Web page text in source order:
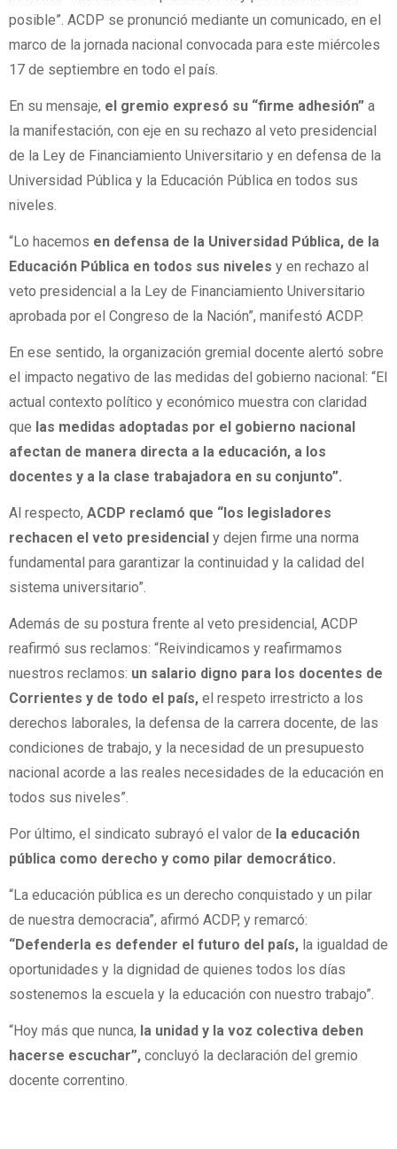
posible”. ACDP se pronunció mediante un comunicado, en el
marco de la jornada nacional convocada para este miércoles
17 de septiembre en todo el país.
En su mensaje, el gremio expresó su “firme adhesión” a
la manifestación, con eje en su rechazo al veto presidencial
de la Ley de Financiamiento Universitario y en defensa de la
Universidad Pública y la Educación Pública en todos sus
niveles.
“Lo hacemos en defensa de la Universidad Pública, de la
Educación Pública en todos sus niveles y en rechazo al
veto presidencial a la Ley de Financiamiento Universitario
aprobada por el Congreso de la Nación”, manifestó ACDP.
En ese sentido, la organización gremial docente alertó sobre
el impacto negativo de las medidas del gobierno nacional: “El
actual contexto político y económico muestra con claridad
que las medidas adoptadas por el gobierno nacional
afectan de manera directa a la educación, a los
docentes y a la clase trabajadora en su conjunto”.
Al respecto, ACDP reclamó que “los legisladores
rechacen el veto presidencial y dejen firme una norma
fundamental para garantizar la continuidad y la calidad del
sistema universitario”.
Además de su postura frente al veto presidencial, ACDP
reafirmó sus reclamos: “Reivindicamos y reafirmamos
nuestros reclamos: un salario digno para los docentes de
Corrientes y de todo el país, el respeto irrestricto a los
derechos laborales, la defensa de la carrera docente, de las
condiciones de trabajo, y la necesidad de un presupuesto
nacional acorde a las reales necesidades de la educación en
todos sus niveles”.
Por último, el sindicato subrayó el valor de la educación
pública como derecho y como pilar democrático.
“La educación pública es un derecho conquistado y un pilar
de nuestra democracia”, afirmó ACDP, y remarcó:
“Defenderla es defender el futuro del país, la igualdad de
oportunidades y la dignidad de quienes todos los días
sostenemos la escuela y la educación con nuestro trabajo”.
“Hoy más que nunca, la unidad y la voz colectiva deben
hacerse escuchar”, concluyó la declaración del gremio
docente correntino.